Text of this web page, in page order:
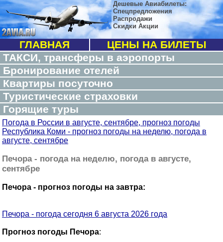
Дешевые Авиабилеты:
Спецпредложения
Распродажи
Скидки Акции
ГЛАВНАЯ
ЦЕНЫ НА БИЛЕТЫ
ТАКСИ, трансферы в аэропорты
Бронирование отелей
Квартиры посуточно
Туристические страховки
Горящие туры
Погода в России в августе, сентябре, прогноз погоды
Республика Коми - прогноз погоды на неделю, погода в
августе, сентябре
Печора - погода на неделю, погода в августе,
сентябре
Печора - прогноз погоды на завтра:
Печора - погода сегодня 6 августа 2026 года
Прогноз погоды Печора: